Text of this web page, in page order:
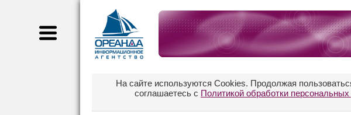
На сайте используются Cookies. Продолжая
соглашаетесь с Политикой обработки